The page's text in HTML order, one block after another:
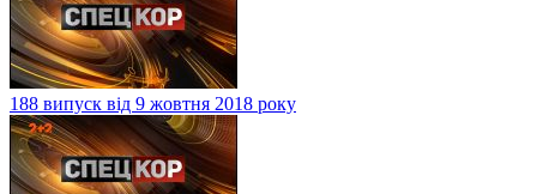
188 випуск від 9 жовтня 2018 року